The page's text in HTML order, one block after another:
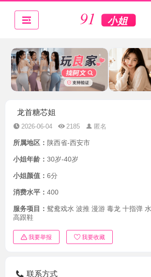
龙首糖芯姐
2026-06-04 2185 匿名
所属地区： 陕西省-西安市
小姐年龄： 30岁-40岁
小姐颜值： 6分
消费水平： 400
服务项目： 鸳鸯戏水 波推 漫游 毒龙 十指弹
高跟鞋
我要举报 我要收藏
联系方式